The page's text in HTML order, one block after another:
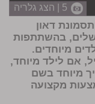
5 | הצג גלריה
דאון
בהשתתפות
מיוחדים.
, אם לילד מיוחד,
מיוחד בשם
מקצועה